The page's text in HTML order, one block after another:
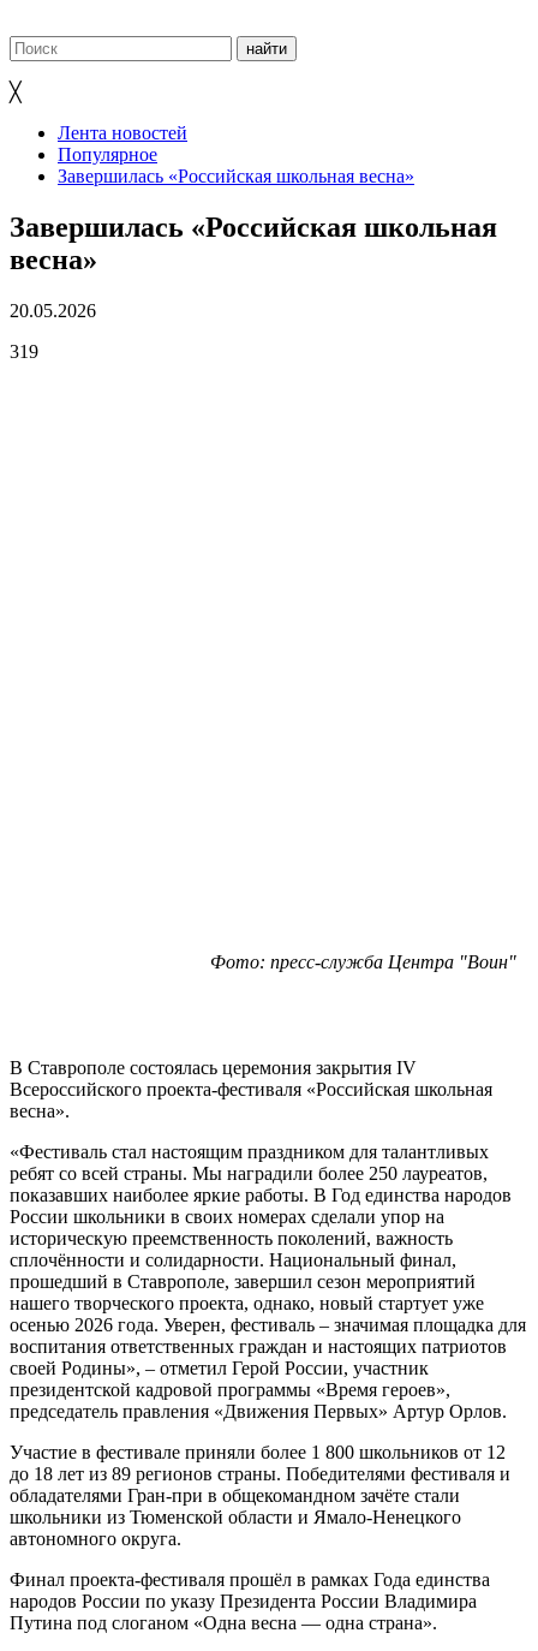
╳
Лента новостей
Популярное
Завершилась «Российская школьная весна»
Завершилась «Российская школьная
весна»
20.05.2026
319
Фото: пресс-служба Центра "Воин"
В Ставрополе состоялась церемония закрытия IV
Всероссийского проекта-фестиваля «Российская школьная
весна».
«Фестиваль стал настоящим праздником для талантливых
ребят со всей страны. Мы наградили более 250 лауреатов,
показавших наиболее яркие работы. В Год единства народов
России школьники в своих номерах сделали упор на
историческую преемственность поколений, важность
сплочённости и солидарности. Национальный финал,
прошедший в Ставрополе, завершил сезон мероприятий
нашего творческого проекта, однако, новый стартует уже
осенью 2026 года. Уверен, фестиваль – значимая площадка для
воспитания ответственных граждан и настоящих патриотов
своей Родины», – отметил Герой России, участник
президентской кадровой программы «Время героев»,
председатель правления «Движения Первых» Артур Орлов.
Участие в фестивале приняли более 1 800 школьников от 12
до 18 лет из 89 регионов страны. Победителями фестиваля и
обладателями Гран-при в общекомандном зачёте стали
школьники из Тюменской области и Ямало-Ненецкого
автономного округа.
Финал проекта-фестиваля прошёл в рамках Года единства
народов России по указу Президента России Владимира
Путина под слоганом «Одна весна — одна страна».